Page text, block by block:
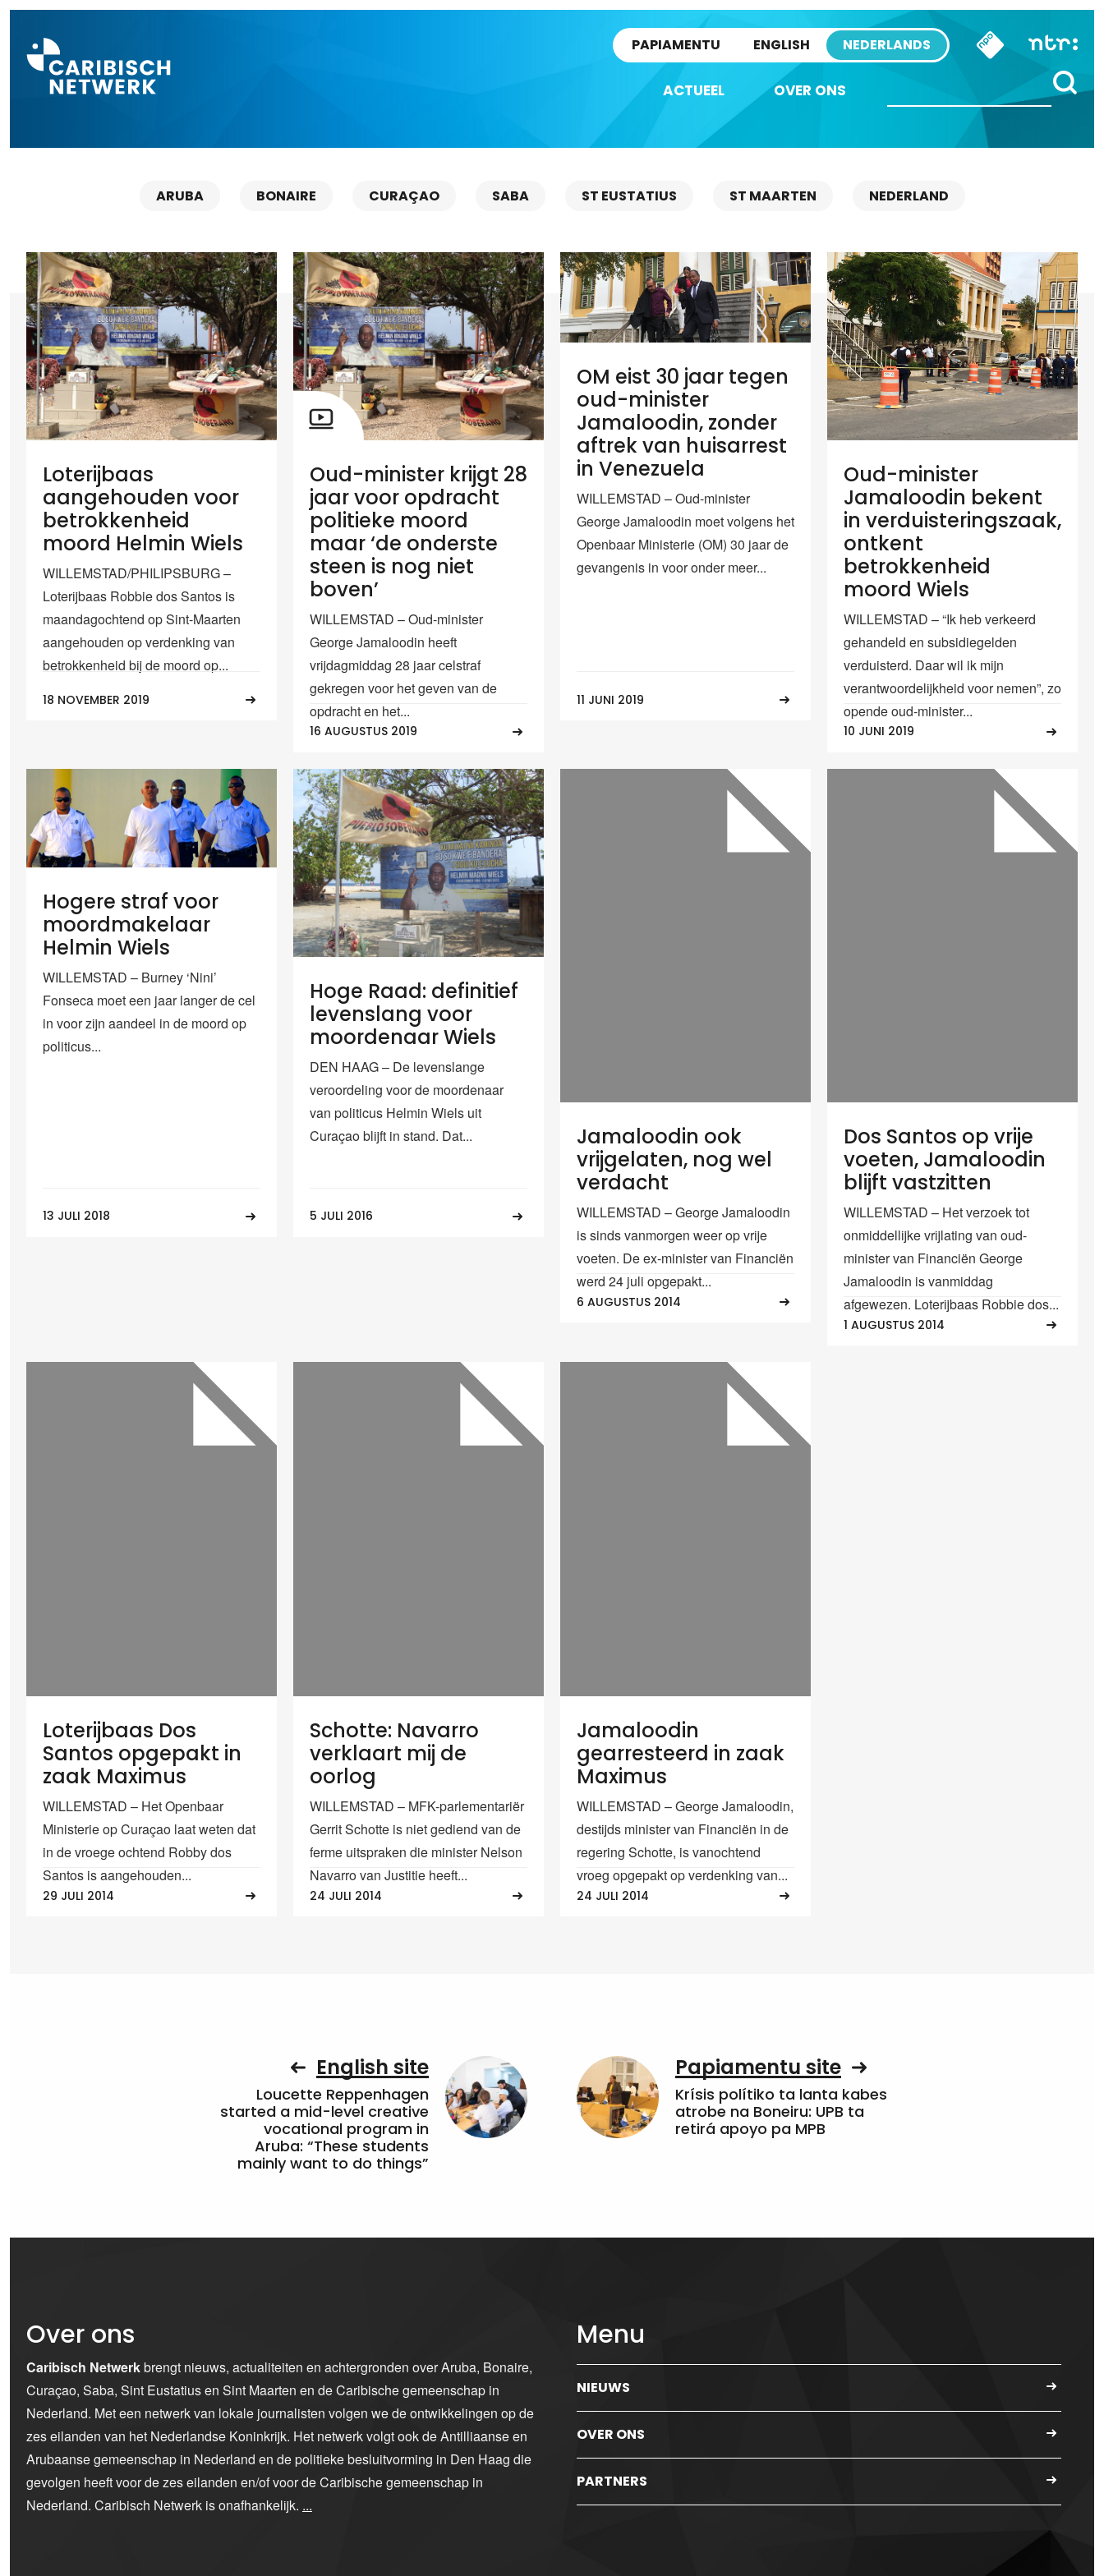
PAPIAMENTU ENGLISH NEDERLANDS
ACTUEEL OVER ONS
ARUBA BONAIRE CURAÇAO SABA ST EUSTATIUS ST MAARTEN NEDERLAND
Loterijbaas
aangehouden voor
betrokkenheid
moord Helmin Wiels
WILLEMSTAD/PHILIPSBURG –
Loterijbaas Robbie dos Santos is
maandagochtend op Sint-Maarten
aangehouden op verdenking van
betrokkenheid bij de moord op...
18 NOVEMBER 2019
Oud-minister krijgt 28
jaar voor opdracht
politieke moord
maar ‘de onderste
steen is nog niet
boven’
WILLEMSTAD – Oud-minister
George Jamaloodin heeft
vrijdagmiddag 28 jaar celstraf
gekregen voor het geven van de
opdracht en het...
16 AUGUSTUS 2019
OM eist 30 jaar tegen
oud-minister
Jamaloodin, zonder
aftrek van huisarrest
in Venezuela
WILLEMSTAD – Oud-minister
George Jamaloodin moet volgens het
Openbaar Ministerie (OM) 30 jaar de
gevangenis in voor onder meer...
11 JUNI 2019
Oud-minister
Jamaloodin bekent
in verduisteringszaak,
ontkent
betrokkenheid
moord Wiels
WILLEMSTAD – “Ik heb verkeerd
gehandeld en subsidiegelden
verduisterd. Daar wil ik mijn
verantwoordelijkheid voor nemen”, zo
opende oud-minister...
10 JUNI 2019
Hogere straf voor
moordmakelaar
Helmin Wiels
WILLEMSTAD – Burney ‘Nini’
Fonseca moet een jaar langer de cel
in voor zijn aandeel in de moord op
politicus...
13 JULI 2018
Hoge Raad: definitief
levenslang voor
moordenaar Wiels
DEN HAAG – De levenslange
veroordeling voor de moordenaar
van politicus Helmin Wiels uit
Curaçao blijft in stand. Dat...
5 JULI 2016
Jamaloodin ook
vrijgelaten, nog wel
verdacht
WILLEMSTAD – George Jamaloodin
is sinds vanmorgen weer op vrije
voeten. De ex-minister van Financiën
werd 24 juli opgepakt...
6 AUGUSTUS 2014
Dos Santos op vrije
voeten, Jamaloodin
blijft vastzitten
WILLEMSTAD – Het verzoek tot
onmiddellijke vrijlating van oud-
minister van Financiën George
Jamaloodin is vanmiddag
afgewezen. Loterijbaas Robbie dos...
1 AUGUSTUS 2014
Loterijbaas Dos
Santos opgepakt in
zaak Maximus
WILLEMSTAD – Het Openbaar
Ministerie op Curaçao laat weten dat
in de vroege ochtend Robby dos
Santos is aangehouden...
29 JULI 2014
Schotte: Navarro
verklaart mij de
oorlog
WILLEMSTAD – MFK-parlementariër
Gerrit Schotte is niet gediend van de
ferme uitspraken die minister Nelson
Navarro van Justitie heeft...
24 JULI 2014
Jamaloodin
gearresteerd in zaak
Maximus
WILLEMSTAD – George Jamaloodin,
destijds minister van Financiën in de
regering Schotte, is vanochtend
vroeg opgepakt op verdenking van...
24 JULI 2014
English site
Loucette Reppenhagen
started a mid-level creative
vocational program in
Aruba: “These students
mainly want to do things”
Papiamentu site
Krísis polítiko ta lanta kabes
atrobe na Boneiru: UPB ta
retirá apoyo pa MPB
Over ons
Caribisch Netwerkbrengt nieuws, actualiteiten en achtergronden over Aruba, Bonaire,
Curaçao, Saba, Sint Eustatius en Sint Maarten en de Caribische gemeenschap in
Nederland. Met een netwerk van lokale journalisten volgen we de ontwikkelingen op de
zes eilanden van het Nederlandse Koninkrijk. Het netwerk volgt ook de Antilliaanse en
Arubaanse gemeenschap in Nederland en de politieke besluitvorming in Den Haag die
gevolgen heeft voor de zes eilanden en/of voor de Caribische gemeenschap in
Nederland. Caribisch Netwerk is onafhankelijk. ...
Menu
NIEUWS
OVER ONS
PARTNERS